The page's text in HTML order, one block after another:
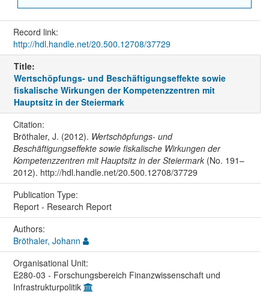
Record link:
http://hdl.handle.net/20.500.12708/37729
Title:
Wertschöpfungs- und Beschäftigungseffekte sowie
fiskalische Wirkungen der Kompetenzzentren mit
Hauptsitz in der Steiermark
Citation:
Bröthaler, J. (2012). Wertschöpfungs- und
Beschäftigungseffekte sowie fiskalische Wirkungen der
Kompetenzzentren mit Hauptsitz in der Steiermark(No. 191–
2012). http://hdl.handle.net/20.500.12708/37729
Publication Type:
Report - Research Report
Authors:
Bröthaler, Johann
Organisational Unit:
E280-03 - Forschungsbereich Finanzwissenschaft und
Infrastrukturpolitik